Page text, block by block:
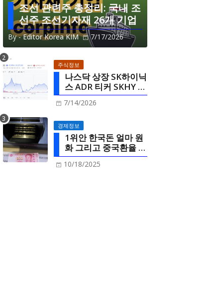
조선 관련주 총정리: 국내 조
선주 조선기자재 26개 기업
By - Editor Korea KIM 7/17/2026
주식정보
나스닥 상장 SK하이닉
스 ADR 티커 SKHY 미
국주식정보
7/14/2026
경제정보
1위안 한국돈 얼마 원
화 그리고 중국환율 한
국환율 연동
10/18/2025